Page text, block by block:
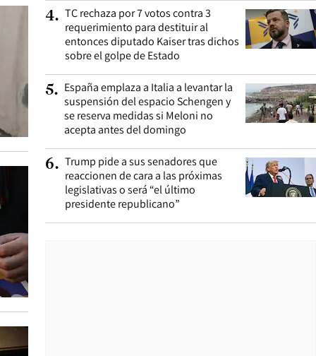
4. TC rechaza por 7 votos contra 3
requerimiento para destituir al
entonces diputado Kaiser tras dichos
sobre el golpe de Estado
5. España emplaza a Italia a levantar la
suspensión del espacio Schengen y
se reserva medidas si Meloni no
acepta antes del domingo
6. Trump pide a sus senadores que
reaccionen de cara a las próximas
legislativas o será “el último
presidente republicano”